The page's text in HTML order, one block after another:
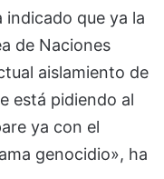
que ya la
de Naciones
aislamiento de
está pidiendo al
ya con el
genocidio», ha